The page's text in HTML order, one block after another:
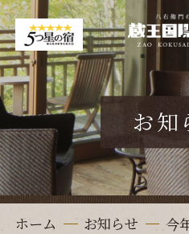
お知
ホーム お知らせ